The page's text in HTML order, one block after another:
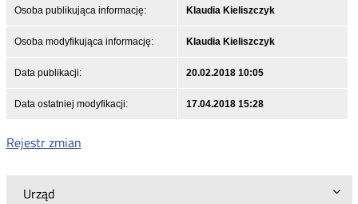
Urząd
Osoba publikująca informację: Klaudia Kieliszczyk
Osoba modyfikująca informację: Klaudia Kieliszczyk
Data publikacji: 20.02.2018 10:05
Data ostatniej modyfikacji: 17.04.2018 15:28
Rejestr zmian